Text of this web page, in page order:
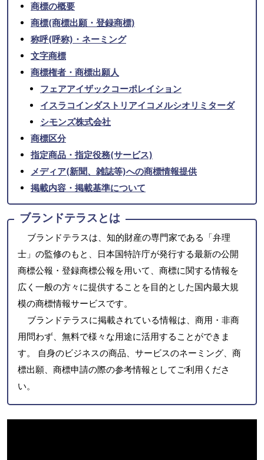
商標の概要
商標(商標出願・登録商標)
称呼(呼称)・ネーミング
文字商標
商標権者・商標出願人
フェアアイザックコーポレイション
イスラコインダストリアイコメルシオリミターダ
シモンズ株式会社
商標区分
指定商品・指定役務(サービス)
メディア(新聞、雑誌等)への商標情報提供
掲載内容・掲載基準について
ブランドテラスとは
ブランドテラスは、知的財産の専門家である「弁理
士」の監修のもと、日本国特許庁が発行する最新の公開
商標公報・登録商標公報を用いて、商標に関する情報を
広く一般の方々に提供することを目的とした国内最大規
模の商標情報サービスです。
ブランドテラスに掲載されている情報は、商用・非商
用問わず、無料で様々な用途に活用することができま
す。 自身のビジネスの商品、サービスのネーミング、商
標出願、商標申請の際の参考情報としてご利用くださ
い。